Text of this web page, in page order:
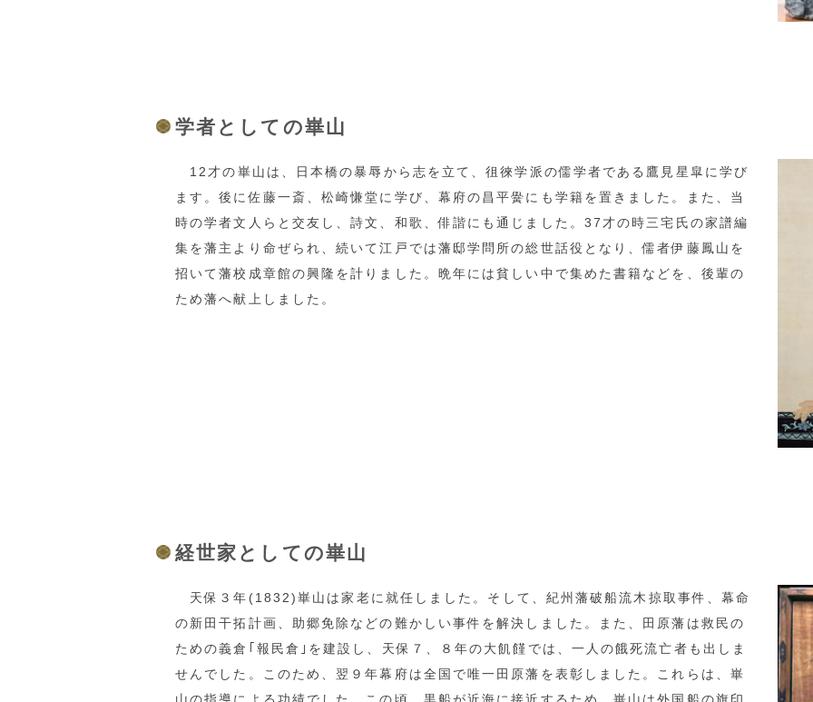
学者としての崋山
12才の崋山は、日本橋の暴辱から志を立て、徂徠学派の儒学者である鷹見星皐に学び
ます。後に佐藤一斎、松崎慊堂に学び、幕府の昌平黌にも学籍を置きました。また、当
時の学者文人らと交友し、詩文、和歌、俳諧にも通じました。37才の時三宅氏の家譜編
集を藩主より命ぜられ、続いて江戸では藩邸学問所の総世話役となり、儒者伊藤鳳山を
招いて藩校成章館の興隆を計りました。晩年には貧しい中で集めた書籍などを、後輩の
ため藩へ献上しました。
経世家としての崋山
天保３年(1832)崋山は家老に就任しました。そして、紀州藩破船流木掠取事件、幕命
の新田干拓計画、助郷免除などの難かしい事件を解決しました。また、田原藩は救民の
ための義倉｢報民倉｣を建設し、天保７、８年の大飢饉では、一人の餓死流亡者も出しま
せんでした。このため、翌９年幕府は全国で唯一田原藩を表彰しました。これらは、崋
山の指導による功績でした。この頃、黒船が近海に接近するため、崋山は外国船の旗印